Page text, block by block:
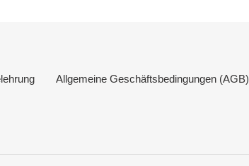
Allgemeine Geschäftsbedingungen (AGB)